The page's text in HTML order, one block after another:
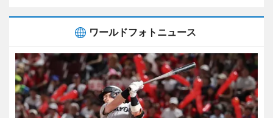
ワールドフォトニュース